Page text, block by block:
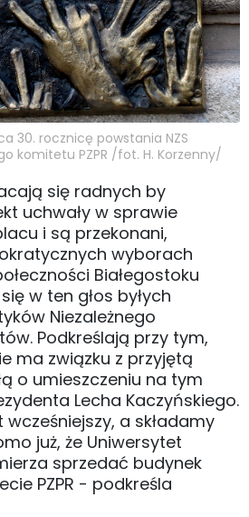
30. rocznicę powstania NZS
komitetu PZPR /fot. H. Korzenny/
się radnych by
uchwały w sprawie
i są przekonani,
wyborach
Białegostoku
w ten głos byłych
Niezależnego
Podkreślają przy tym,
ma związku z przyjętą
o umieszczeniu na tym
Lecha Kaczyńskiego.
wcześniejszy, a składamy
już, że Uniwersytet
sprzedać budynek
PZPR - podkreśla